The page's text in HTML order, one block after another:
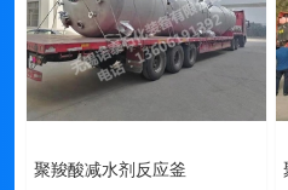
聚羧酸减水剂反应釜